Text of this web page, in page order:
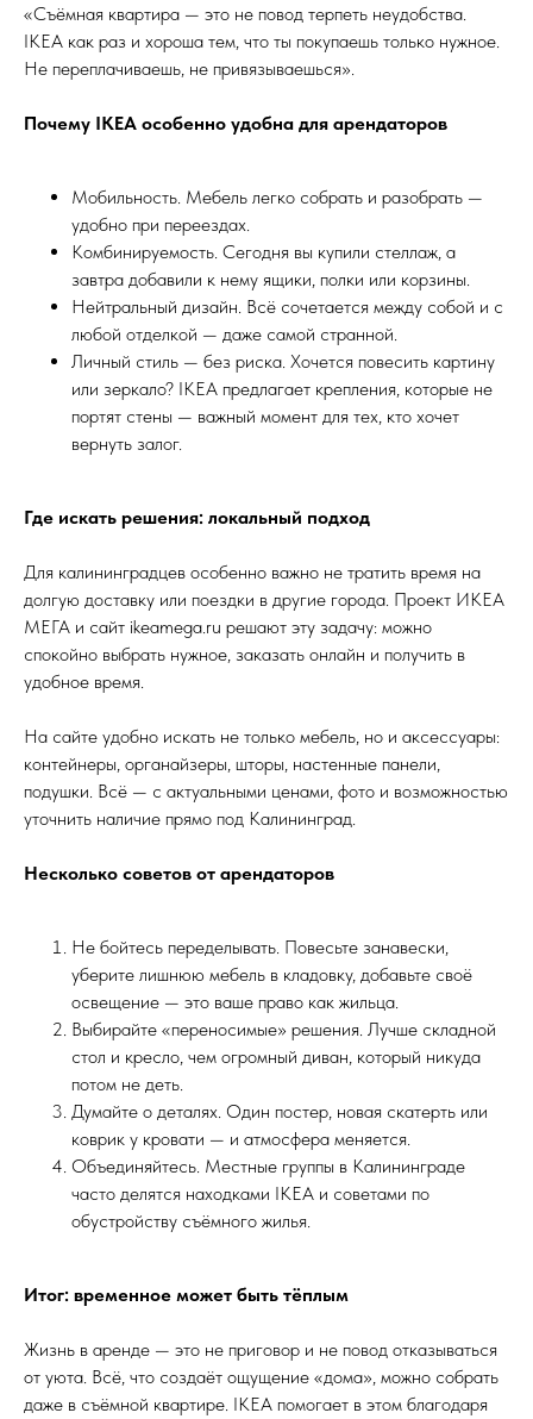
«Съёмная квартира — это не повод терпеть неудобства.
IKEA как раз и хороша тем, что ты покупаешь только нужное.
Не переплачиваешь, не привязываешься».
Почему IKEA особенно удобна для арендаторов
Мобильность. Мебель легко собрать и разобрать —
удобно при переездах.
Комбинируемость. Сегодня вы купили стеллаж, а
завтра добавили к нему ящики, полки или корзины.
Нейтральный дизайн. Всё сочетается между собой и с
любой отделкой — даже самой странной.
Личный стиль — без риска. Хочется повесить картину
или зеркало? IKEA предлагает крепления, которые не
портят стены — важный момент для тех, кто хочет
вернуть залог.
Где искать решения: локальный подход
Для калининградцев особенно важно не тратить время на
долгую доставку или поездки в другие города. Проект ИКЕА
МЕГА и сайт ikeamega.ru решают эту задачу: можно
спокойно выбрать нужное, заказать онлайн и получить в
удобное время.
На сайте удобно искать не только мебель, но и аксессуары:
контейнеры, органайзеры, шторы, настенные панели,
подушки. Всё — с актуальными ценами, фото и возможностью
уточнить наличие прямо под Калининград.
Несколько советов от арендаторов
Не бойтесь переделывать. Повесьте занавески,
уберите лишнюю мебель в кладовку, добавьте своё
освещение — это ваше право как жильца.
Выбирайте «переносимые» решения. Лучше складной
стол и кресло, чем огромный диван, который никуда
потом не деть.
Думайте о деталях. Один постер, новая скатерть или
коврик у кровати — и атмосфера меняется.
Объединяйтесь. Местные группы в Калининграде
часто делятся находками IKEA и советами по
обустройству съёмного жилья.
Итог: временное может быть тёплым
Жизнь в аренде — это не приговор и не повод отказываться
от уюта. Всё, что создаёт ощущение «дома», можно собрать
даже в съёмной квартире. IKEA помогает в этом благодаря